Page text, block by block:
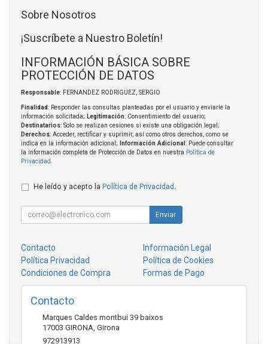
Sobre Nosotros
¡Suscríbete a Nuestro Boletín!
INFORMACIÓN BÁSICA SOBRE
PROTECCIÓN DE DATOS
Responsable: FERNANDEZ RODRIGUEZ, SERGIO
Finalidad: Responder las consultas planteadas por el usuario y enviarle la
información solicitada; Legitimación: Consentimiento del usuario;
Destinatarios: Solo se realizan cesiones si existe una obligación legal;
Derechos: Acceder, rectificar y suprimir, así como otros derechos, como se
indica en la información adicional;
Información Adicional : Puede consultar
la información completa de Protección de Datos en nuestra Política de
Privacidad
He leído y acepto la Política de Privacidad
Enviar
Contacto
Información Legal
Política Privacidad
Política de Cookies
Condiciones de Compra
Formas de Pago
Contacto
Marques Caldes montbui 39 baixos
17003 GIRONA Girona
972913913